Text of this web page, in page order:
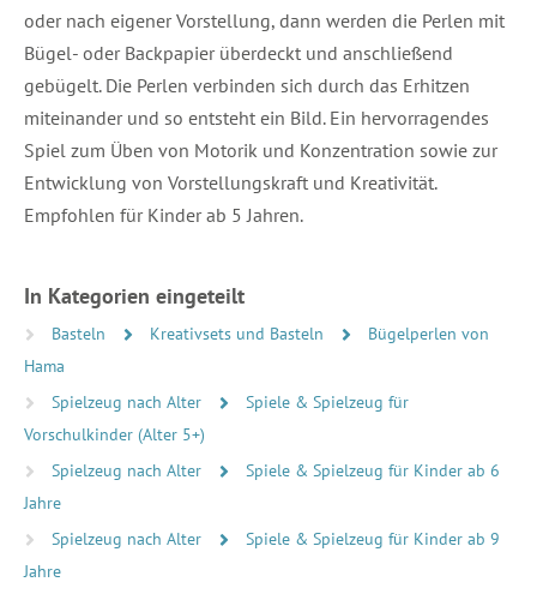
oder nach eigener Vorstellung, dann werden die Perlen mit
Bügel- oder Backpapier überdeckt und anschließend
gebügelt. Die Perlen verbinden sich durch das Erhitzen
miteinander und so entsteht ein Bild. Ein hervorragendes
Spiel zum Üben von Motorik und Konzentration sowie zur
Entwicklung von Vorstellungskraft und Kreativität.
Empfohlen für Kinder ab 5 Jahren.
In Kategorien eingeteilt
Basteln Kreativsets und Basteln
Bügelperlen von
Hama
Spielzeug nach Alter
Spiele & Spielzeug für
Vorschulkinder (Alter 5+)
Spielzeug nach Alter
Spiele & Spielzeug für Kinder ab 6
Jahre
Spielzeug nach Alter
Spiele & Spielzeug für Kinder ab 9
Jahre